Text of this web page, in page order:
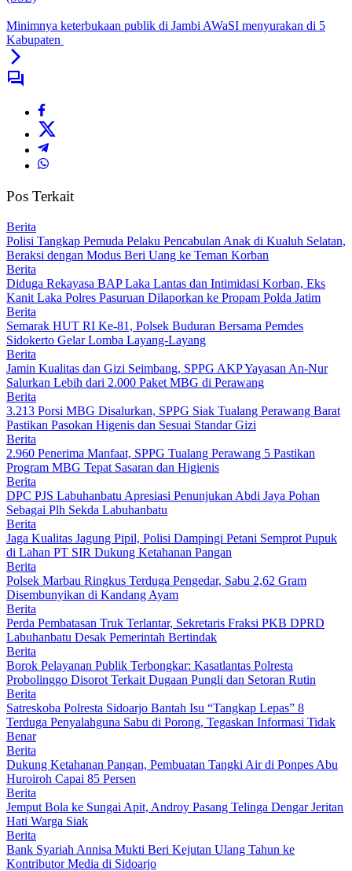
Minimnya keterbukaan publik di Jambi AWaSI menyurakan di 5
Kabupaten
Pos Terkait
Berita
Polisi Tangkap Pemuda Pelaku Pencabulan Anak di Kualuh Selatan,
Beraksi dengan Modus Beri Uang ke Teman Korban
Berita
Diduga Rekayasa BAP Laka Lantas dan Intimidasi Korban, Eks
Kanit Laka Polres Pasuruan Dilaporkan ke Propam Polda Jatim
Berita
Semarak HUT RI Ke-81, Polsek Buduran Bersama Pemdes
Sidokerto Gelar Lomba Layang-Layang
Berita
Jamin Kualitas dan Gizi Seimbang, SPPG AKP Yayasan An-Nur
Salurkan Lebih dari 2.000 Paket MBG di Perawang
Berita
3.213 Porsi MBG Disalurkan, SPPG Siak Tualang Perawang Barat
Pastikan Pasokan Higenis dan Sesuai Standar Gizi
Berita
2.960 Penerima Manfaat, SPPG Tualang Perawang 5 Pastikan
Program MBG Tepat Sasaran dan Higienis
Berita
DPC PJS Labuhanbatu Apresiasi Penunjukan Abdi Jaya Pohan
Sebagai Plh Sekda Labuhanbatu
Berita
Jaga Kualitas Jagung Pipil, Polisi Dampingi Petani Semprot Pupuk
di Lahan PT SIR Dukung Ketahanan Pangan
Berita
Polsek Marbau Ringkus Terduga Pengedar, Sabu 2,62 Gram
Disembunyikan di Kandang Ayam
Berita
Perda Pembatasan Truk Terlantar, Sekretaris Fraksi PKB DPRD
Labuhanbatu Desak Pemerintah Bertindak
Berita
Borok Pelayanan Publik Terbongkar: Kasatlantas Polresta
Probolinggo Disorot Terkait Dugaan Pungli dan Setoran Rutin
Berita
Satreskoba Polresta Sidoarjo Bantah Isu “Tangkap Lepas” 8
Terduga Penyalahguna Sabu di Porong, Tegaskan Informasi Tidak
Benar
Berita
Dukung Ketahanan Pangan, Pembuatan Tangki Air di Ponpes Abu
Huroiroh Capai 85 Persen
Berita
Jemput Bola ke Sungai Apit, Androy Pasang Telinga Dengar Jeritan
Hati Warga Siak
Berita
Bank Syariah Annisa Mukti Beri Kejutan Ulang Tahun ke
Kontributor Media di Sidoarjo